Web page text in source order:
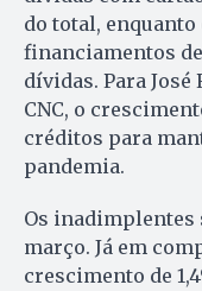
do total, enquanto
financiamentos
dívidas. Para
CNC, o
créditos para
pandemia.
Os inadimplentes
março. Já em
crescimento de